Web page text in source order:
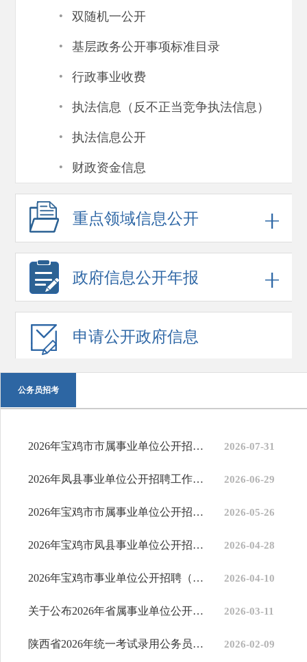
· 双随机一公开
· 基层政务公开事项标准目录
· 行政事业收费
· 执法信息（反不正当竞争执法信息）
· 执法信息公开
· 财政资金信息
重点领域信息公开
政府信息公开年报
申请公开政府信息
公务员招考
2026年宝鸡市市属事业单位公开招聘高层次人才面试公告 2026-07-31
2026年凤县事业单位公开招聘工作人员拟聘用人员公示公告 2026-06-29
2026年宝鸡市市属事业单位公开招聘工作人员面试公告 2026-05-26
2026年宝鸡市凤县事业单位公开招聘工作人员资格复审通知 2026-04-28
2026年宝鸡市事业单位公开招聘（募）工作人员核销招聘岗位计划公告 2026-04-10
关于公布2026年省属事业单位公开招聘工作人员计划核减核销的公告 2026-03-11
陕西省2026年统一考试录用公务员公告 2026-02-09